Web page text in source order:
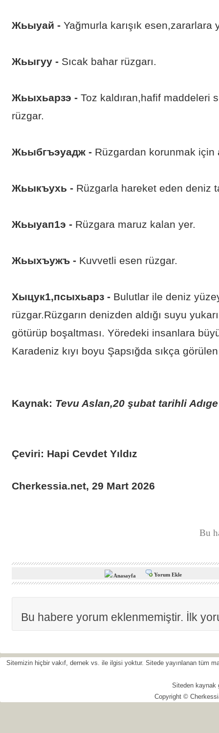
Жьыуай - Yağmurla karışık
Жьыгуу - Sıcak bahar rüzgarı.
Жьыхьарзэ - Toz kaldıran,hafif maddeleri
rüzgar.
Жьыбгъэуадж - Rüzgardan korunmak için
Жьыкъухь - Rüzgarla hareket eden deniz
Жьыуап1э - Rüzgara maruz kalan yer.
Жьыхъужъ - Kuvvetli esen rüzgar.
Хыцук1,псыхьарз - Bulutlar ile deniz
rüzgar.Rüzgarın denizden aldığı suyu
götürüp boşaltması. Yöredeki insanlara
Karadeniz kıyı boyu Şapsığda sıkça
Kaynak: Tevu Aslan,20 şubat tarihli
Çeviri: Hapi Cevdet Yıldız
Cherkessia.net, 29 Mart 2026
Bu
Anasayfa Yorum Ekle
Bu habere yorum eklenmemiştir. İlk
Sitemizin hiçbir vakıf, dernek vs. ile ilgisi yoktur. Sitede yayınlanan tüm
Siteden kaynak
Copyright ©